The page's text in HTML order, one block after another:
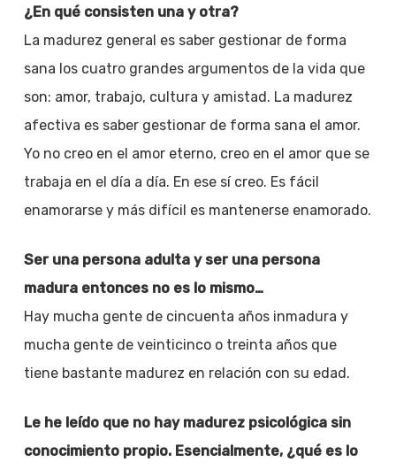
¿En qué consisten una y otra?
La madurez general es saber gestionar de forma
sana los cuatro grandes argumentos de la vida que
son: amor, trabajo, cultura y amistad. La madurez
afectiva es saber gestionar de forma sana el amor.
Yo no creo en el amor eterno, creo en el amor que se
trabaja en el día a día. En ese sí creo. Es fácil
enamorarse y más difícil es mantenerse enamorado.
Ser una persona adulta y ser una persona
madura entonces no es lo mismo…
Hay mucha gente de cincuenta años inmadura y
mucha gente de veinticinco o treinta años que
tiene bastante madurez en relación con su edad.
Le he leído que no hay madurez psicológica sin
conocimiento propio. Esencialmente, ¿qué es lo